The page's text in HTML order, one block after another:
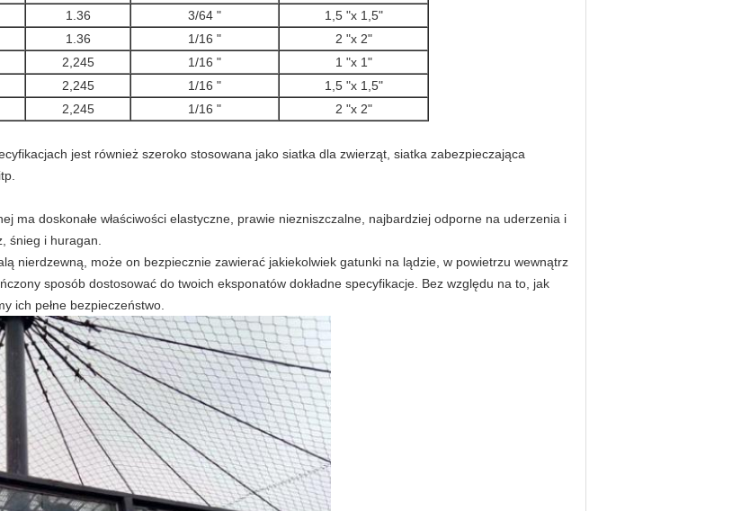
1.36 3/64 "
1,5 "x 1,5"
1.36 1/16 "
2 "x 2"
2,245 1/16 "
1 "x 1"
2,245 1/16 "
1,5 "x 1,5"
2,245 1/16 "
2 "x 2"
jest również szeroko stosowana jako siatka dla zwierząt, siatka zabezpieczająca
ma doskonałe właściwości elastyczne, prawie niezniszczalne, najbardziej odporne na uderzenia i
śnieg i huragan.
nierdzewną, może on bezpiecznie zawierać jakiekolwiek gatunki na lądzie, w powietrzu wewnątrz
sposób dostosować do twoich eksponatów dokładne specyfikacje. Bez względu na to, jak
ich pełne bezpieczeństwo.